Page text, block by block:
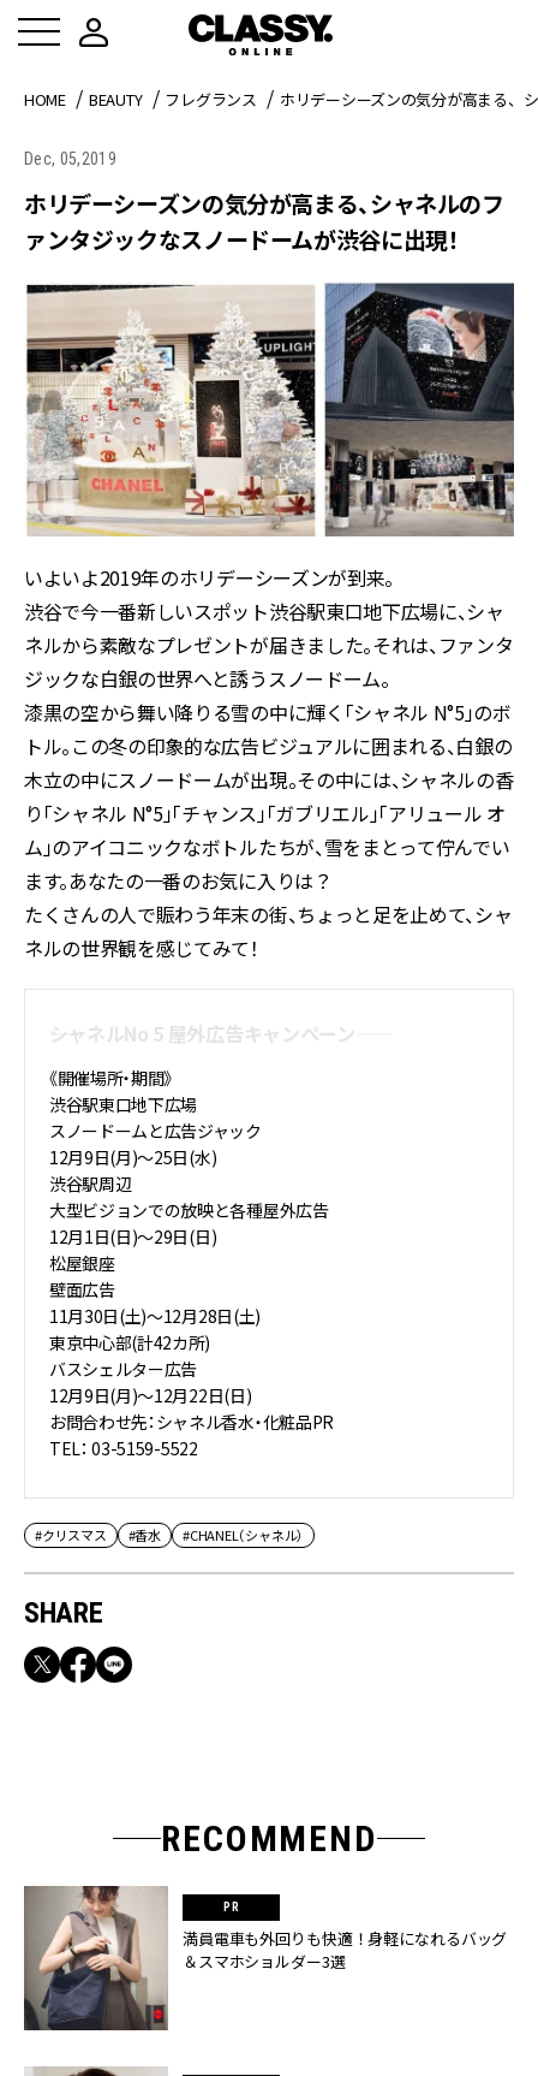
HOME BEAUTY フレグランス ホリデーシーズンの気分が高まる、
Dec, 05,2019
ホリデーシーズンの気分が高まる、シャネルのフ
ァンタジックなスノードームが渋谷に出現！
いよいよ2019年のホリデーシーズンが到来。
渋谷で今一番新しいスポット渋谷駅東口地下広場に、シャ
ネルから素敵なプレゼントが届きました。それは、ファンタ
ジックな白銀の世界へと誘うスノードーム。
漆黒の空から舞い降りる雪の中に輝く「シャネル N°5」のボ
トル。この冬の印象的な広告ビジュアルに囲まれる、白銀の
木立の中にスノードームが出現。その中には、シャネルの香
り「シャネル N°5」「チャンス」「ガブリエル」「アリュール オ
ム」のアイコニックなボトルたちが、雪をまとって佇んでい
ます。あなたの一番のお気に入りは？
たくさんの人で賑わう年末の街、ちょっと足を止めて、シャ
ネルの世界観を感じてみて！
――シャネルNo 5 屋外広告キャンペーン――
《開催場所・期間》
渋谷駅東口地下広場
スノードームと広告ジャック
12月9日(月)～25日(水)
渋谷駅周辺
大型ビジョンでの放映と各種屋外広告
12月1日(日)～29日(日)
松屋銀座
壁面広告
11月30日(土)～12月28日(土)
東京中心部(計42カ所)
バスシェルター広告
12月9日(月)～12月22日(日)
お問合わせ先：シャネル香水・化粧品PR
TEL： 03-5159-5522
#クリスマス #香水 #CHANEL（シャネル）
SHARE
RECOMMEND
満員電車も外回りも快適！身軽になれるバッグ
＆スマホショルダー3選